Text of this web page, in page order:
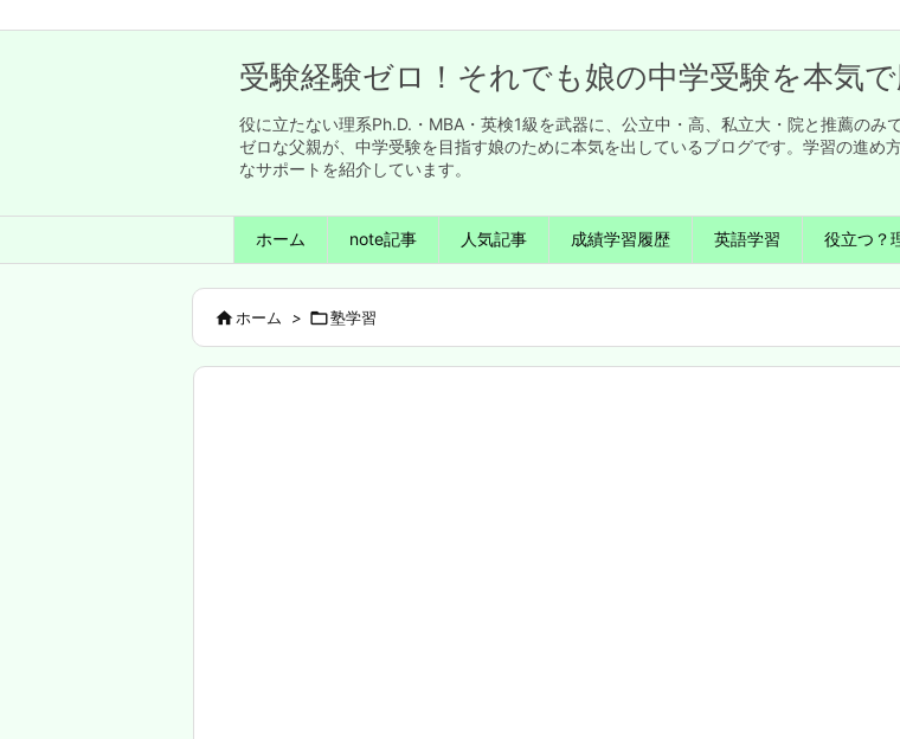
受験経験ゼロ！それでも娘の中学受験を本気
役に立たない理系Ph.D.・MBA・英検1級を武器に、公立中・高、私立大・院と推薦の
ゼロな父親が、中学受験を目指す娘のために本気を出しているブログです。学習の進め
なサポートを紹介しています。
ホーム note記事 人気記事 成績学習履歴 英語学習 役立つ？
ホーム > 塾学習